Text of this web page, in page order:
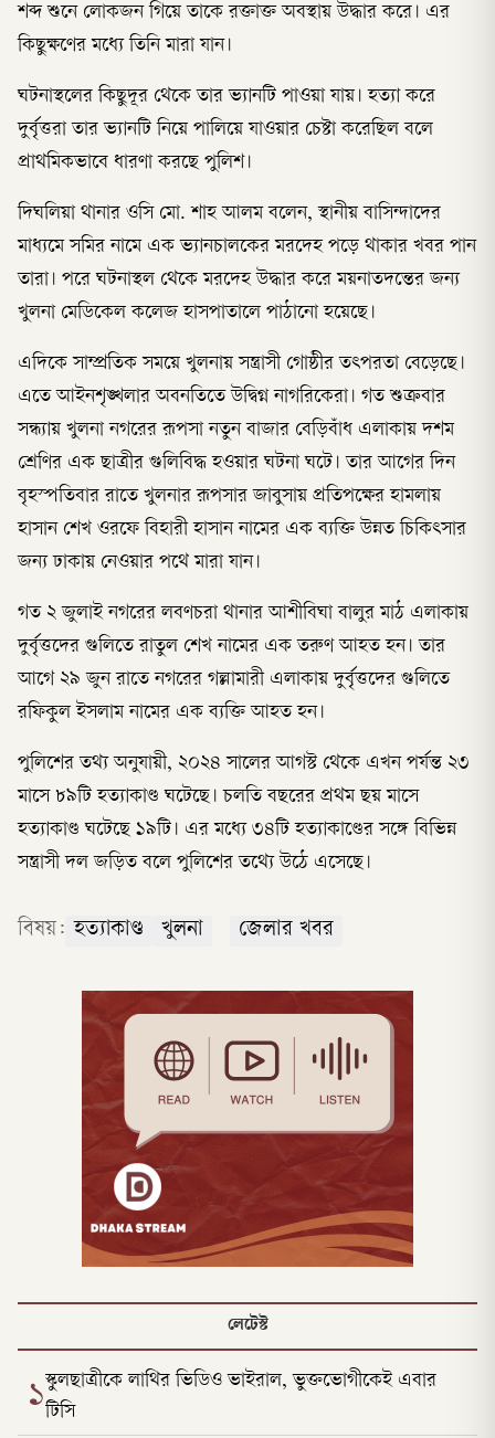
শব্দ শুনে লোকজন গিয়ে তাকে রক্তাক্ত অবস্থায় উদ্ধার করে। এর
কিছুক্ষণের মধ্যে তিনি মারা যান।
ঘটনাস্থলের কিছুদূর থেকে তার ভ্যানটি পাওয়া যায়। হত্যা করে
দুর্বৃত্তরা তার ভ্যানটি নিয়ে পালিয়ে যাওয়ার চেষ্টা করেছিল বলে
প্রাথমিকভাবে ধারণা করছে পুলিশ।
দিঘলিয়া থানার ওসি মো. শাহ আলম বলেন, স্থানীয় বাসিন্দাদের
মাধ্যমে সমির নামে এক ভ্যানচালকের মরদেহ পড়ে থাকার খবর পান
তারা। পরে ঘটনাস্থল থেকে মরদেহ উদ্ধার করে ময়নাতদন্তের জন্য
খুলনা মেডিকেল কলেজ হাসপাতালে পাঠানো হয়েছে।
এদিকে সাম্প্রতিক সময়ে খুলনায় সন্ত্রাসী গোষ্ঠীর তৎপরতা বেড়েছে।
এতে আইনশৃঙ্খলার অবনতিতে উদ্বিগ্ন নাগরিকেরা। গত শুক্রবার
সন্ধ্যায় খুলনা নগরের রূপসা নতুন বাজার বেড়িবাঁধ এলাকায় দশম
শ্রেণির এক ছাত্রীর গুলিবিদ্ধ হওয়ার ঘটনা ঘটে। তার আগের দিন
বৃহস্পতিবার রাতে খুলনার রূপসার জাবুসায় প্রতিপক্ষের হামলায়
হাসান শেখ ওরফে বিহারী হাসান নামের এক ব্যক্তি উন্নত চিকিৎসার
জন্য ঢাকায় নেওয়ার পথে মারা যান।
গত ২ জুলাই নগরের লবণচরা থানার আশীবিঘা বালুর মাঠ এলাকায়
দুর্বৃত্তদের গুলিতে রাতুল শেখ নামের এক তরুণ আহত হন। তার
আগে ২৯ জুন রাতে নগরের গল্লামারী এলাকায় দুর্বৃত্তদের গুলিতে
রফিকুল ইসলাম নামের এক ব্যক্তি আহত হন।
পুলিশের তথ্য অনুযায়ী, ২০২৪ সালের আগস্ট থেকে এখন পর্যন্ত ২৩
মাসে ৮৯টি হত্যাকাণ্ড ঘটেছে। চলতি বছরের প্রথম ছয় মাসে
হত্যাকাণ্ড ঘটেছে ১৯টি। এর মধ্যে ৩৪টি হত্যাকাণ্ডের সঙ্গে বিভিন্ন
সন্ত্রাসী দল জড়িত বলে পুলিশের তথ্যে উঠে এসেছে।
বিষয়: হত্যাকাণ্ড খুলনা জেলার খবর
লেটেস্ট
১স্কুলছাত্রীকে লাথির ভিডিও ভাইরাল, ভুক্তভোগীকেই এবার
টিসি